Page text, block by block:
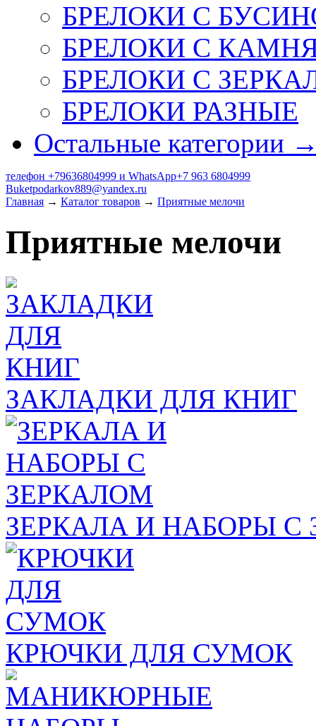
БРЕЛОКИ С
БРЕЛОКИ С
БРЕЛОКИ С
БРЕЛОКИ РАЗНЫЕ
Остальные категории
телефон +79636804999 и WhatsApp+7 963 6804999
Buketpodarkov889@yandex.ru
Главная → Каталог товаров → Приятные мелочи
Приятные мелочи
ЗАКЛАДКИ ДЛЯ КНИГ
ЗЕРКАЛА И НАБОРЫ С
КРЮЧКИ ДЛЯ СУМОК